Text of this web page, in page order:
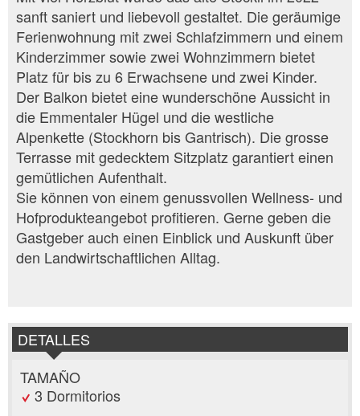
sanft saniert und liebevoll gestaltet. Die geräumige
Ferienwohnung mit zwei Schlafzimmern und einem
Kinderzimmer sowie zwei Wohnzimmern bietet
Platz für bis zu 6 Erwachsene und zwei Kinder.
Der Balkon bietet eine wunderschöne Aussicht in
die Emmentaler Hügel und die westliche
Alpenkette (Stockhorn bis Gantrisch). Die grosse
Terrasse mit gedecktem Sitzplatz garantiert einen
gemütlichen Aufenthalt.
Sie können von einem genussvollen Wellness- und
Hofprodukteangebot profitieren. Gerne geben die
Gastgeber auch einen Einblick und Auskunft über
den Landwirtschaftlichen Alltag.
DETALLES
TAMAÑO
3 Dormitorios